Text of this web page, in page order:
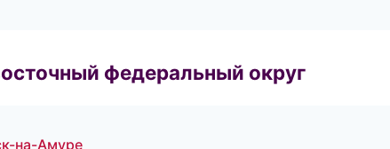
федеральный округ
на-Амуре